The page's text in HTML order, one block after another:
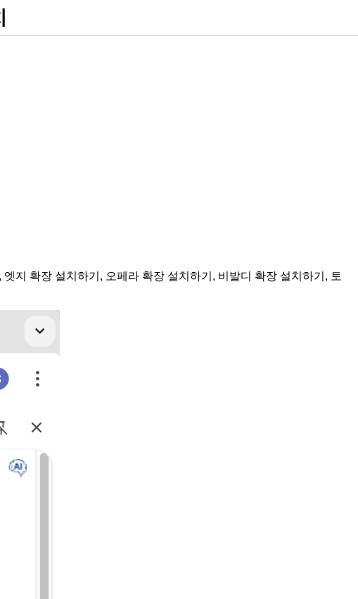
지 확장 설치하기, 오페라 확장 설치하기, 비발디 확장 설치하기, 토